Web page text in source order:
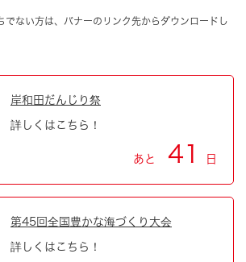
ない方は、バナーのリンク先からダウンロードし
岸和田だんじり祭
詳しくはこちら！
あと 41 日
第45回全国豊かな海づくり大会
詳しくはこちら！